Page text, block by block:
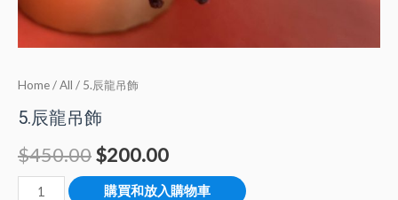
Home/All / 5.辰龍吊飾
5.辰龍吊飾
$450.00$200.00
購買和放入購物車